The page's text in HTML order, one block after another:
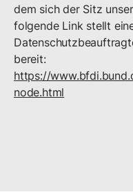
dem sich der Sitz
folgende Link stellt
bereit:
https://
node.html